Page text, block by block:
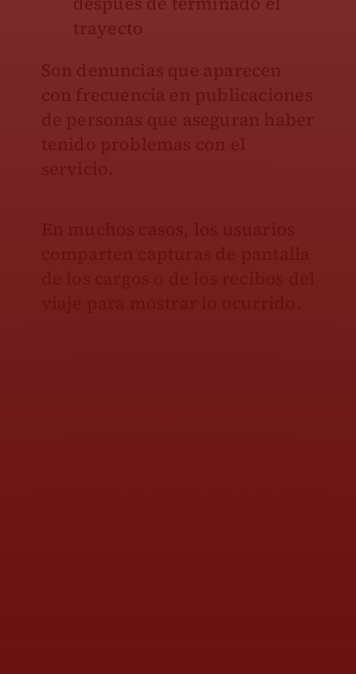
trayecto
Son denuncias que aparecen
con frecuencia en publicaciones
de personas que aseguran haber